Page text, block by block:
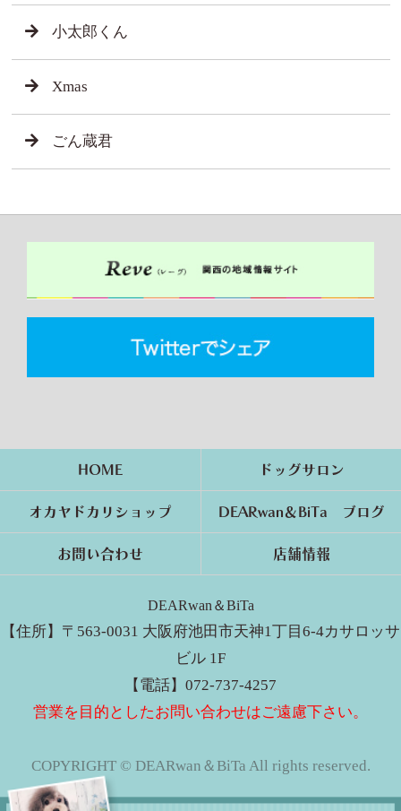
小太郎くん
Xmas
ごん蔵君
HOME ドッグサロン
オカヤドカリショップ DEARwan＆BiTa ブログ
お問い合わせ 店舗情報
DEARwan＆BiTa
【住所】〒563-0031 大阪府池田市天神1丁目6-4カサロッサ
ビル 1F
【電話】072-737-4257
営業を目的としたお問い合わせはご遠慮下さい。
COPYRIGHT © DEARwan＆BiTa All rights reserved.